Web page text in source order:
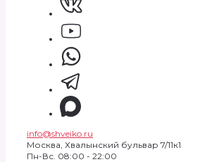
info@shveiko.ru
Москва, Хвалынский бульвар 7/11к1
Пн-Вс. 08:00 - 22:00